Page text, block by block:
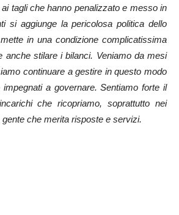
tagli che hanno penalizzato e messo in
si aggiunge la pericolosa politica dello
in una condizione complicatissima
anche stilare i bilanci. Veniamo da mesi
continuare a gestire in questo modo
a governare. Sentiamo forte il
che ricopriamo, soprattutto nei
che merita risposte e servizi.